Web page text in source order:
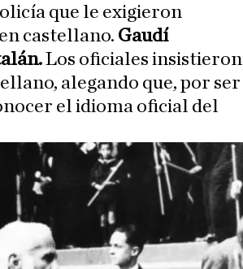
que le exigieron
castellano. Gaudí
Los oficiales insistieron
alegando que, por ser
el idioma oficial del